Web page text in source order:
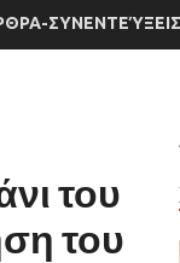
ΣΥΝΕΝΤΕΎΞΕΙΣ
του
του